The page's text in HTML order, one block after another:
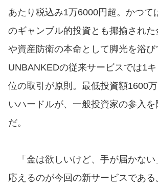
あたり税込み1万6000円超。かつて
のギャンブル的投資とも揶揄された
や資産防衛の本命として脚光を浴び
UNBANKEDの従来サービスでは1
位の取引が原則。最低投資額1600
いハードルが、一般投資家の参入
だ。
「金は欲しいけど、手が届かない
応えるのが今回の新サービスであ